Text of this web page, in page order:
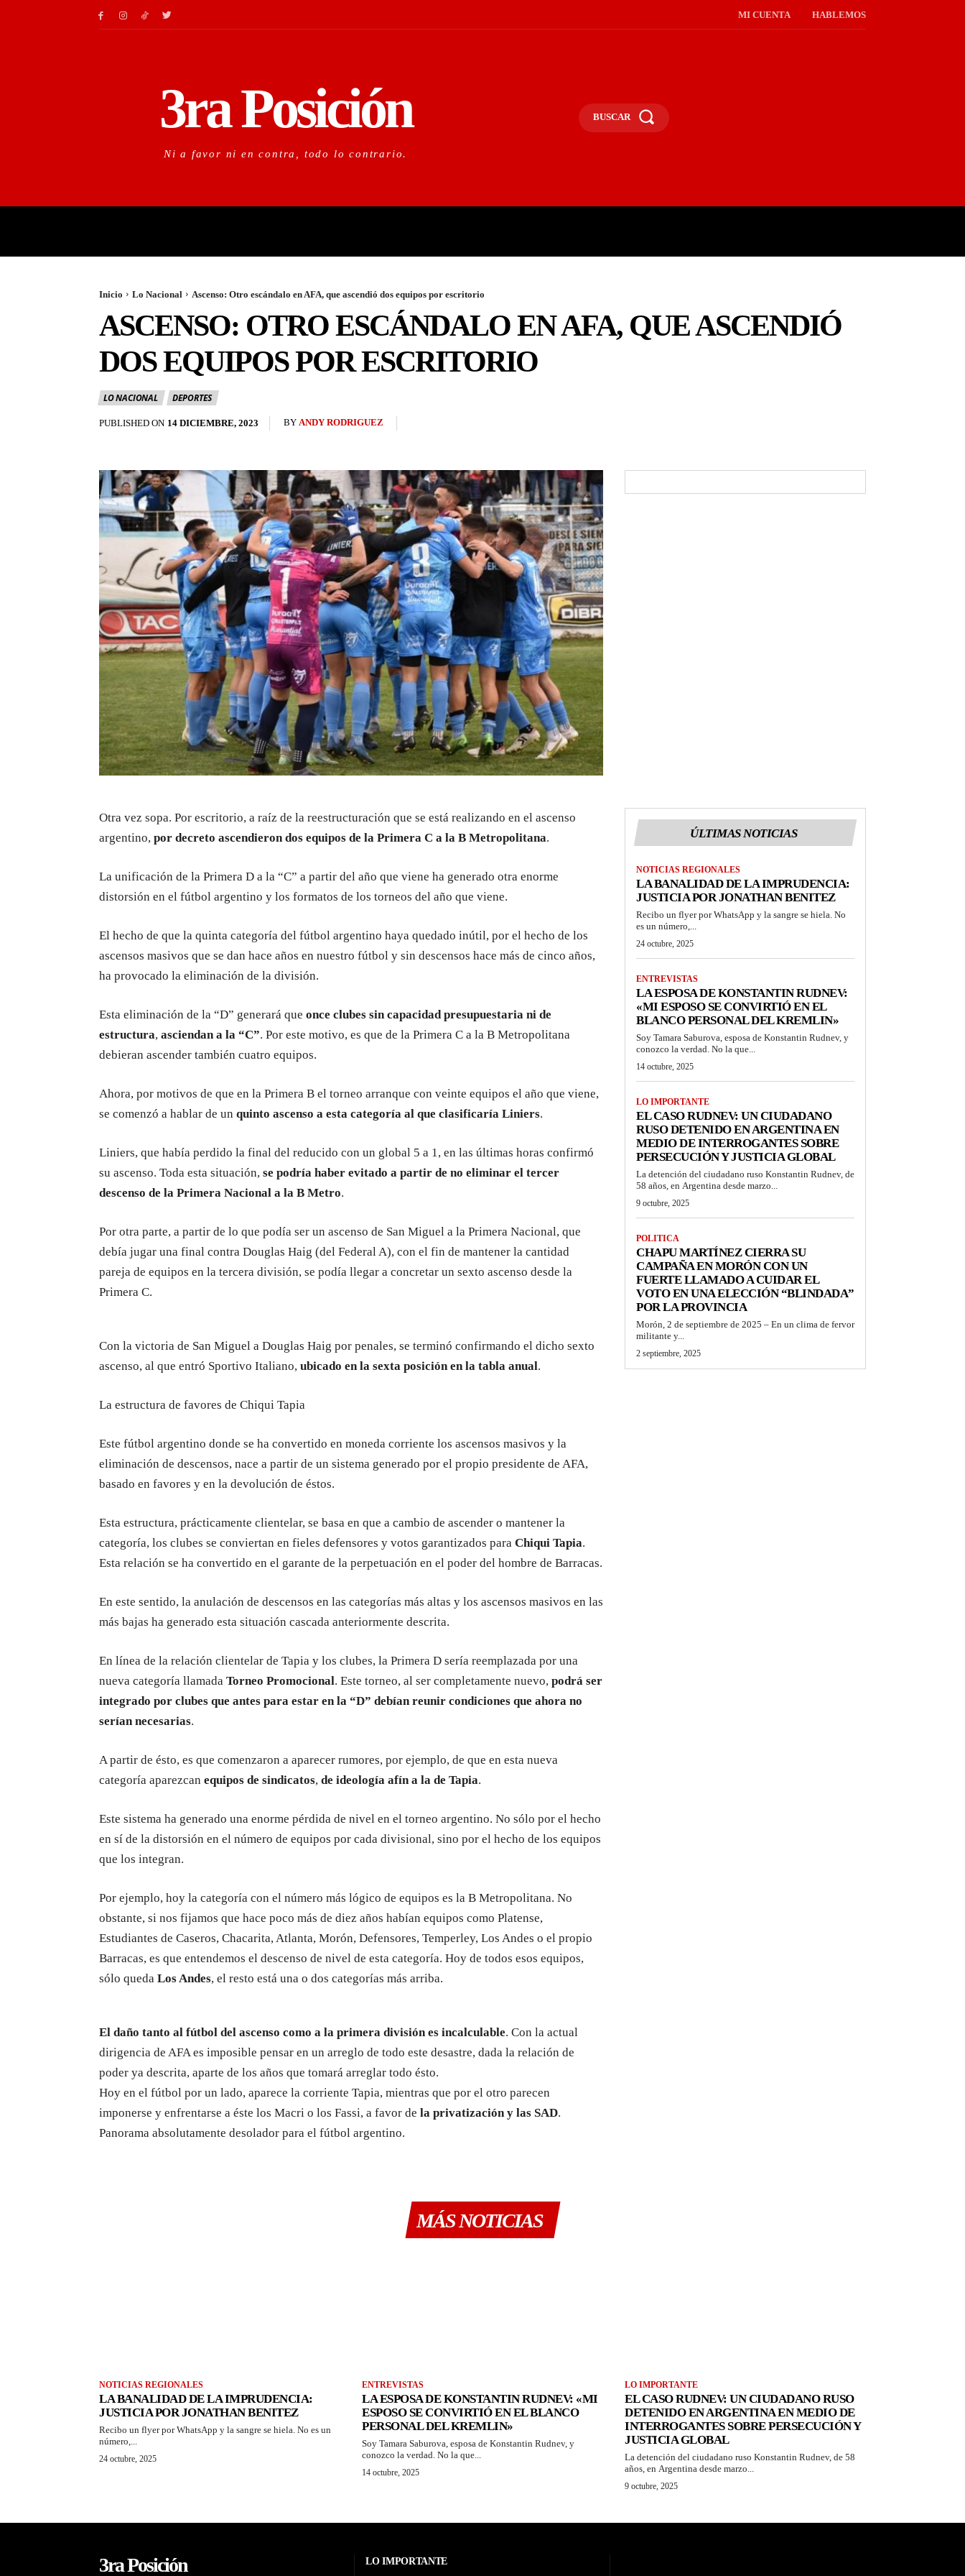
MI CUENTA HABLEMOS
3ra Posición
Ni a favor ni en contra, todo lo contrario.
BUSCAR
Inicio Lo Nacional Ascenso: Otro escándalo en AFA, que ascendió dos equipos por escritorio
ASCENSO: OTRO ESCÁNDALO EN AFA, QUE ASCENDIÓ
DOS EQUIPOS POR ESCRITORIO
LO NACIONAL DEPORTES
PUBLISHED ON 14 DICIEMBRE, 2023 BY ANDY RODRIGUEZ
Otra vez sopa. Por escritorio, a raíz de la reestructuración que se está realizando en el ascenso
argentino, por decreto ascendieron dos equipos de la Primera C a la B Metropolitana.
La unificación de la Primera D a la “C” a partir del año que viene ha generado otra enorme
distorsión en el fútbol argentino y los formatos de los torneos del año que viene.
El hecho de que la quinta categoría del fútbol argentino haya quedado inútil, por el hecho de los
ascensos masivos que se dan hace años en nuestro fútbol y sin descensos hace más de cinco años,
ha provocado la eliminación de la división.
Esta eliminación de la “D” generará que once clubes sin capacidad presupuestaria ni de
estructura, asciendan a la “C”. Por este motivo, es que de la Primera C a la B Metropolitana
debieran ascender también cuatro equipos.
Ahora, por motivos de que en la Primera B el torneo arranque con veinte equipos el año que viene,
se comenzó a hablar de un quinto ascenso a esta categoría al que clasificaría Liniers.
Liniers, que había perdido la final del reducido con un global 5 a 1, en las últimas horas confirmó
su ascenso. Toda esta situación, se podría haber evitado a partir de no eliminar el tercer
descenso de la Primera Nacional a la B Metro.
Por otra parte, a partir de lo que podía ser un ascenso de San Miguel a la Primera Nacional, que
debía jugar una final contra Douglas Haig (del Federal A), con el fin de mantener la cantidad
pareja de equipos en la tercera división, se podía llegar a concretar un sexto ascenso desde la
Primera C.
Con la victoria de San Miguel a Douglas Haig por penales, se terminó confirmando el dicho sexto
ascenso, al que entró Sportivo Italiano, ubicado en la sexta posición en la tabla anual.
La estructura de favores de Chiqui Tapia
Este fútbol argentino donde se ha convertido en moneda corriente los ascensos masivos y la
eliminación de descensos, nace a partir de un sistema generado por el propio presidente de AFA,
basado en favores y en la devolución de éstos.
Esta estructura, prácticamente clientelar, se basa en que a cambio de ascender o mantener la
categoría, los clubes se conviertan en fieles defensores y votos garantizados para Chiqui Tapia.
Esta relación se ha convertido en el garante de la perpetuación en el poder del hombre de Barracas.
En este sentido, la anulación de descensos en las categorías más altas y los ascensos masivos en las
más bajas ha generado esta situación cascada anteriormente descrita.
En línea de la relación clientelar de Tapia y los clubes, la Primera D sería reemplazada por una
nueva categoría llamada Torneo Promocional. Este torneo, al ser completamente nuevo, podrá ser
integrado por clubes que antes para estar en la “D” debían reunir condiciones que ahora no
serían necesarias.
A partir de ésto, es que comenzaron a aparecer rumores, por ejemplo, de que en esta nueva
categoría aparezcan equipos de sindicatos, de ideología afín a la de Tapia.
Este sistema ha generado una enorme pérdida de nivel en el torneo argentino. No sólo por el hecho
en sí de la distorsión en el número de equipos por cada divisional, sino por el hecho de los equipos
que los integran.
Por ejemplo, hoy la categoría con el número más lógico de equipos es la B Metropolitana. No
obstante, si nos fijamos que hace poco más de diez años habían equipos como Platense,
Estudiantes de Caseros, Chacarita, Atlanta, Morón, Defensores, Temperley, Los Andes o el propio
Barracas, es que entendemos el descenso de nivel de esta categoría. Hoy de todos esos equipos,
sólo queda Los Andes, el resto está una o dos categorías más arriba.
El daño tanto al fútbol del ascenso como a la primera división es incalculable. Con la actual
dirigencia de AFA es imposible pensar en un arreglo de todo este desastre, dada la relación de
poder ya descrita, aparte de los años que tomará arreglar todo ésto.
Hoy en el fútbol por un lado, aparece la corriente Tapia, mientras que por el otro parecen
imponerse y enfrentarse a éste los Macri o los Fassi, a favor de la privatización y las SAD.
Panorama absolutamente desolador para el fútbol argentino.
ÚLTIMAS NOTICIAS
NOTICIAS REGIONALES
LA BANALIDAD DE LA IMPRUDENCIA:
JUSTICIA POR JONATHAN BENITEZ
Recibo un flyer por WhatsApp y la sangre se hiela. No
es un número,...
24 octubre, 2025
ENTREVISTAS
LA ESPOSA DE KONSTANTIN RUDNEV:
«MI ESPOSO SE CONVIRTIÓ EN EL
BLANCO PERSONAL DEL KREMLIN»
Soy Tamara Saburova, esposa de Konstantin Rudnev, y
conozco la verdad. No la que...
14 octubre, 2025
LO IMPORTANTE
EL CASO RUDNEV: UN CIUDADANO
RUSO DETENIDO EN ARGENTINA EN
MEDIO DE INTERROGANTES SOBRE
PERSECUCIÓN Y JUSTICIA GLOBAL
La detención del ciudadano ruso Konstantin Rudnev, de
58 años, en Argentina desde marzo...
9 octubre, 2025
POLITICA
CHAPU MARTÍNEZ CIERRA SU
CAMPAÑA EN MORÓN CON UN
FUERTE LLAMADO A CUIDAR EL
VOTO EN UNA ELECCIÓN “BLINDADA”
POR LA PROVINCIA
Morón, 2 de septiembre de 2025 – En un clima de fervor
militante y...
2 septiembre, 2025
MÁS NOTICIAS
NOTICIAS REGIONALES
LA BANALIDAD DE LA IMPRUDENCIA:
JUSTICIA POR JONATHAN BENITEZ
Recibo un flyer por WhatsApp y la sangre se hiela. No es un
número,...
24 octubre, 2025
ENTREVISTAS
LA ESPOSA DE KONSTANTIN RUDNEV: «MI
ESPOSO SE CONVIRTIÓ EN EL BLANCO
PERSONAL DEL KREMLIN»
Soy Tamara Saburova, esposa de Konstantin Rudnev, y
conozco la verdad. No la que...
14 octubre, 2025
LO IMPORTANTE
EL CASO RUDNEV: UN CIUDADANO RUSO
DETENIDO EN ARGENTINA EN MEDIO DE
INTERROGANTES SOBRE PERSECUCIÓN Y
JUSTICIA GLOBAL
La detención del ciudadano ruso Konstantin Rudnev, de 58
años, en Argentina desde marzo...
9 octubre, 2025
3ra Posición
LO IMPORTANTE